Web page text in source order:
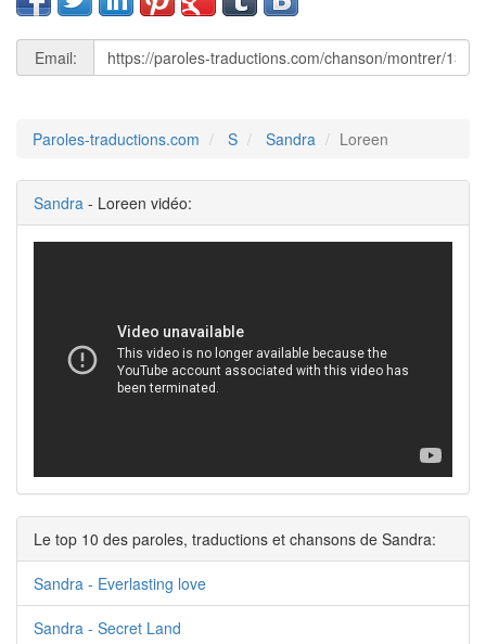
Email:
Paroles-traductions.com S Sandra Loreen
Sandra - Loreen vidéo:
Le top 10 des paroles, traductions et chansons de Sandra:
Sandra - Everlasting love
Sandra - Secret Land